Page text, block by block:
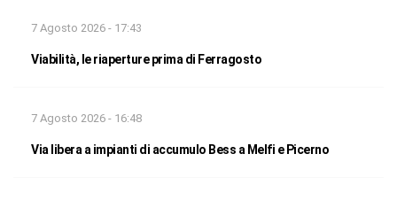
7 Agosto 2026 - 17:43
Viabilità, le riaperture prima di Ferragosto
7 Agosto 2026 - 16:48
Via libera a impianti di accumulo Bess a Melfi e Picerno